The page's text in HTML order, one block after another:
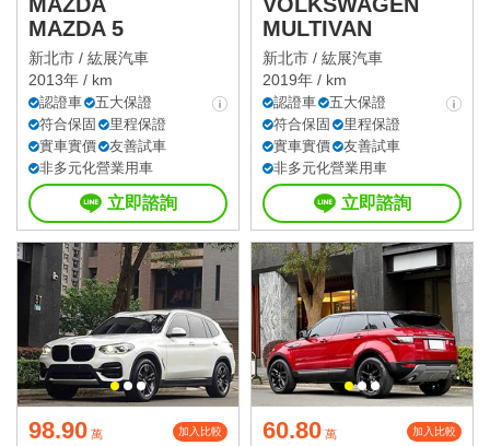
MAZDA 5
新北市 / 紘展汽車
2013年 / km
認證車
五大保證
符合保固
里程保證
實車實價
友善試車
非多元化營業用車
立即諮詢
MULTIVAN
新北市 / 紘展汽車
2019年 / km
認證車
五大保證
符合保固
里程保證
實車實價
友善試車
非多元化營業用車
立即諮詢
98.90 萬 加入比較 60.80 萬 加入比較